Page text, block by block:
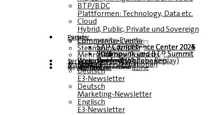
BTP/BDC
Plattformen: Technology, Data etc.
Cloud
Hybrid, Public, Private und Sovereign
Partner
EventsCommunity-Events
Competence Center
SAP Competence Center 2026
SAP Competence Center 2025
SAP Competence Center 2024
SAP Competence Center 2023
Steampunk & BTP
Steampunk und BTP Summit 2026
Steampunk und BTP Summit 2025
Steampunk und BTP Summit 2024
Mehrsprachige Podcasts
Deutsch
Englisch
Spanisch
Französisch
Roundtables (YouTube Replay)
Webinare und Whitepapers
Service
Formulare
Kontakt
Mediadaten DACH
Media Kit (International)
Magazin
hier abonnieren
für Abonnenten
kostenfreie Magazine
Newsletter
Deutsch
E3-Newsletter
Deutsch
Marketing-Newsletter
Englisch
E3-Newsletter